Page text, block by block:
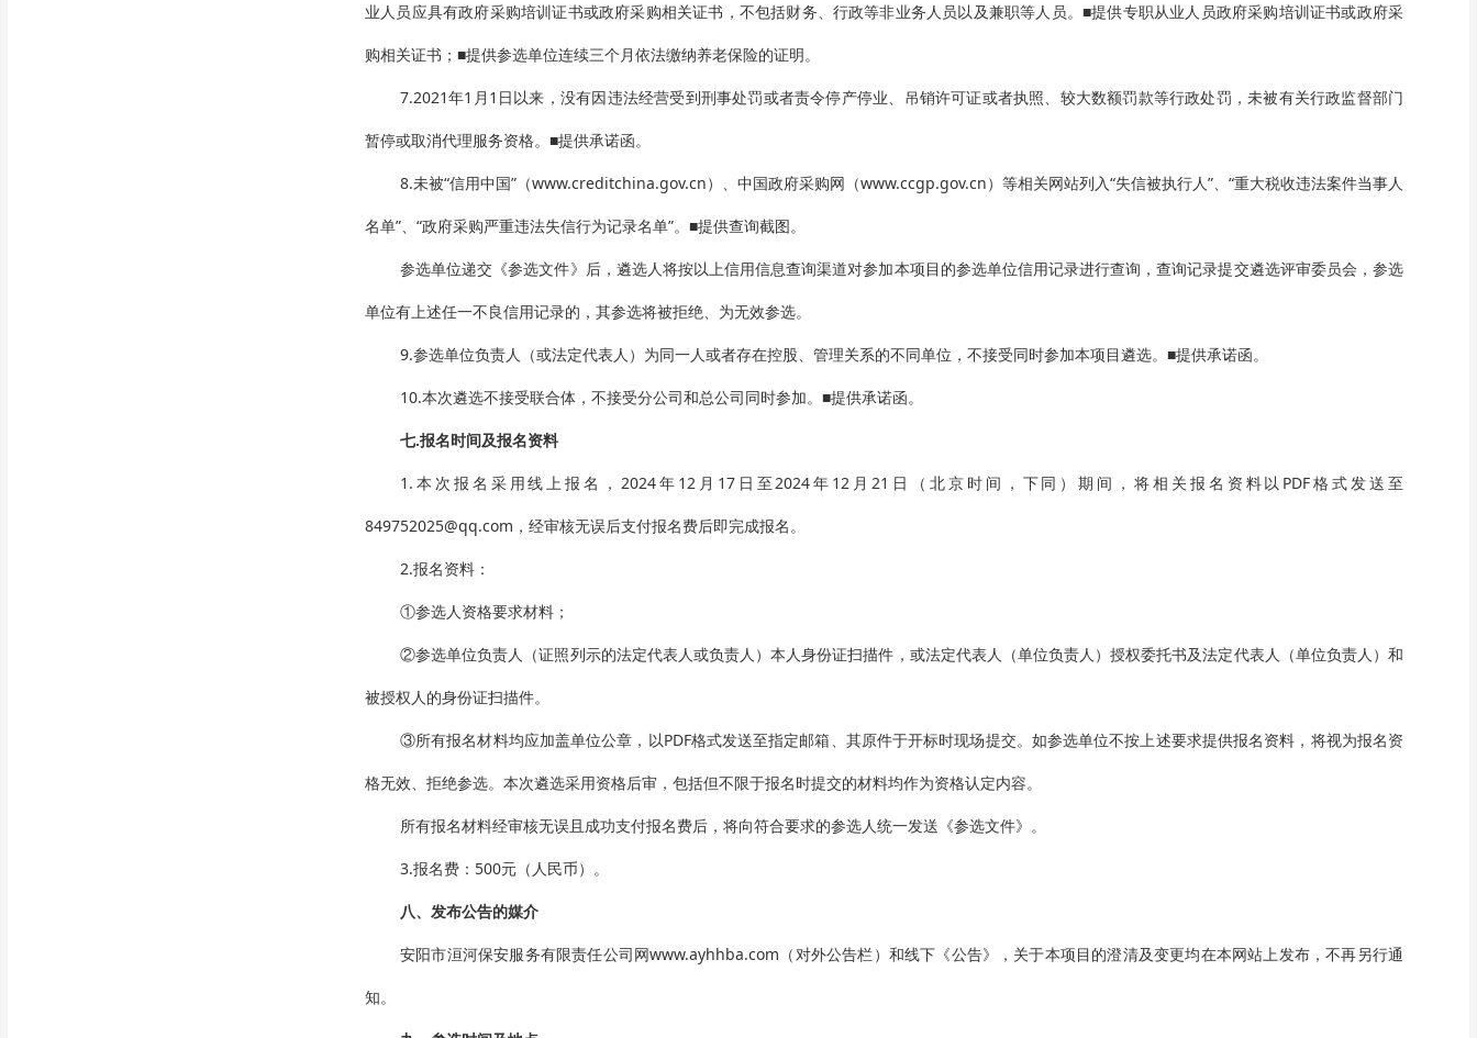
业人员应具有政府采购培训证书或政府采购相关证书，不包括财务、行政等非业务人员以及兼职等人员。■提供专职从业人员政府采购培训证书或政府采
购相关证书；■提供参选单位连续三个月依法缴纳养老保险的证明。
7.2021年1月1日以来，没有因违法经营受到刑事处罚或者责令停产停业、吊销许可证或者执照、较大数额罚款等行政处罚，未被有关行政监督部门
暂停或取消代理服务资格。■提供承诺函。
8.未被“信用中国”（www.creditchina.gov.cn）、中国政府采购网（www.ccgp.gov.cn）等相关网站列入“失信被执行人”、“重大税收违法案件当事人
名单”、“政府采购严重违法失信行为记录名单”。■提供查询截图。
参选单位递交《参选文件》后，遴选人将按以上信用信息查询渠道对参加本项目的参选单位信用记录进行查询，查询记录提交遴选评审委员会，参选
单位有上述任一不良信用记录的，其参选将被拒绝、为无效参选。
9.参选单位负责人（或法定代表人）为同一人或者存在控股、管理关系的不同单位，不接受同时参加本项目遴选。■提供承诺函。
10.本次遴选不接受联合体，不接受分公司和总公司同时参加。■提供承诺函。
七.报名时间及报名资料
1.本次报名采用线上报名，2024年12月17日至2024年12月21日（北京时间，下同）期间，将相关报名资料以PDF格式发送至
849752025@qq.com，经审核无误后支付报名费后即完成报名。
2.报名资料：
①参选人资格要求材料；
②参选单位负责人（证照列示的法定代表人或负责人）本人身份证扫描件，或法定代表人（单位负责人）授权委托书及法定代表人（单位负责人）和
被授权人的身份证扫描件。
③所有报名材料均应加盖单位公章，以PDF格式发送至指定邮箱、其原件于开标时现场提交。如参选单位不按上述要求提供报名资料，将视为报名资
格无效、拒绝参选。本次遴选采用资格后审，包括但不限于报名时提交的材料均作为资格认定内容。
所有报名材料经审核无误且成功支付报名费后，将向符合要求的参选人统一发送《参选文件》。
3.报名费：500元（人民币）。
八、发布公告的媒介
安阳市洹河保安服务有限责任公司网www.ayhhba.com（对外公告栏）和线下《公告》，关于本项目的澄清及变更均在本网站上发布，不再另行通
知。